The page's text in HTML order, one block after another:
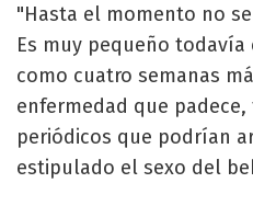
"Hasta el momento no
Es muy pequeño
como cuatro semanas
enfermedad que
periódicos que podrían
estipulado el sexo del